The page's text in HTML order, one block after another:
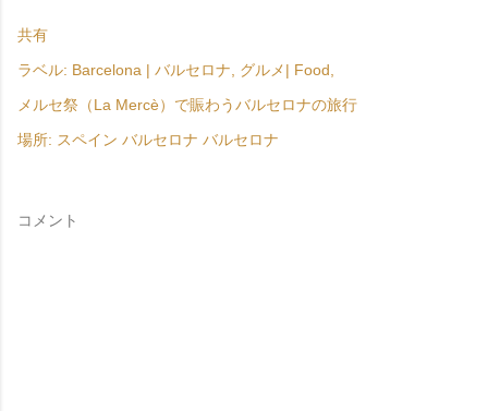
共有
ラベル: Barcelona | バルセロナ
グルメ| Food
メルセ祭（La Mercè）で賑わうバルセロナの旅行
場所: スペイン バルセロナ バルセロナ
コメント